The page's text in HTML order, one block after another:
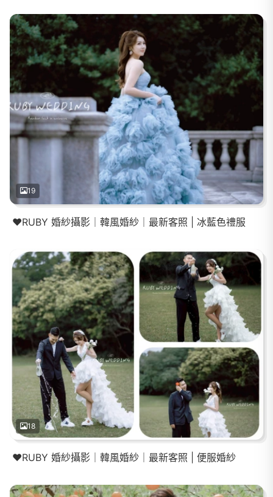
19
❤️RUBY 婚紗攝影｜韓風婚紗｜最新客照 | 冰藍色禮服
18
❤️RUBY 婚紗攝影｜韓風婚紗｜最新客照 | 便服婚紗